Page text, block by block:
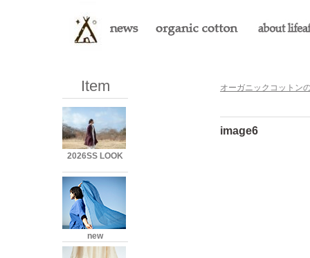
オーガニックコットン
image6
Item
2026SS LOOK
new